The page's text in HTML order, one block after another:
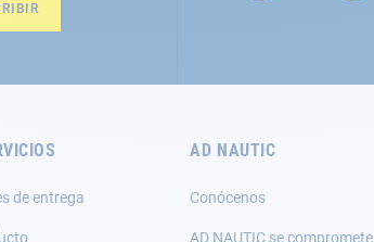
de entrega
AD NAUTIC
Conócenos
AD NAUTIC se compromete